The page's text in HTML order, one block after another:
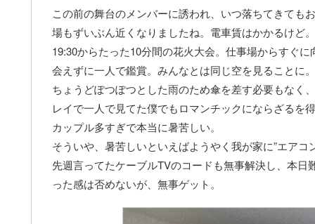
この前の舞台のメンバーに誘われ、いつ落ちてきても
場もずいぶん近くなりましたね。電車賃はかかるけど。
19:30からたった10分間の花火大会。仕事場からすぐ
会えずに一人で鑑賞。みんなとは同じ空を見ることに。
ちょうどぽつぽつとした雨のため傘を差す必要もなく
レイで一人で見てた僕でもロマンチックにならざるを
カップル多すぎで本当に暑苦しい。
そういや、暑苦しいといえばようやく我が家に”エアコ
先週言ってたケーブルTVのコードも無事解決し、本
った感は否めないが、無事ゲット。